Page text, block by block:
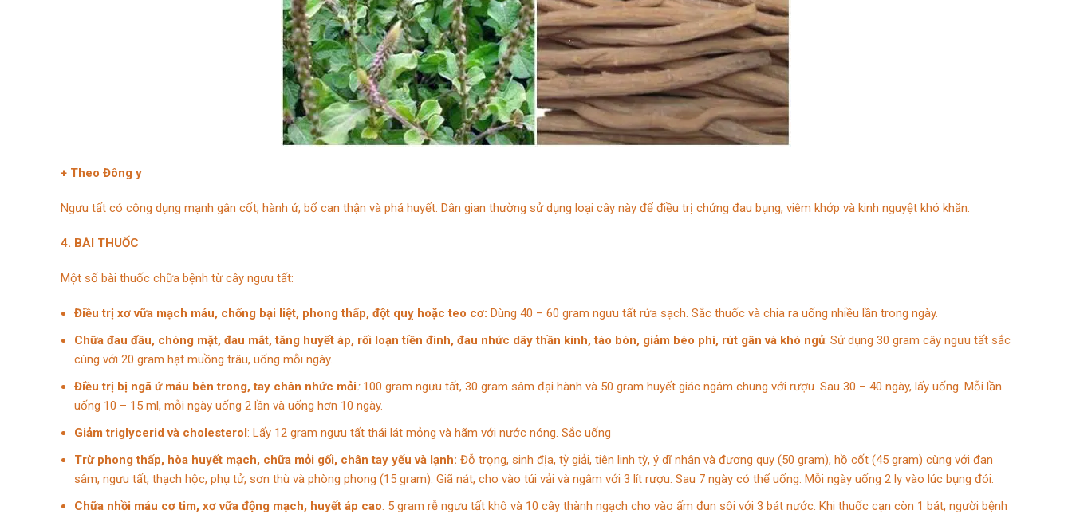
+ Theo Đông y
Ngưu tất có công dụng mạnh gân cốt, hành ứ, bổ can thận và phá huyết. Dân gian thường sử dụng loại cây này để điều trị chứng đau bụng, viêm khớp và kinh nguyệt khó khăn.
4. BÀI THUỐC
Một số bài thuốc chữa bệnh từ cây ngưu tất:
Điều trị xơ vữa mạch máu, chống bại liệt, phong thấp, đột quỵ hoặc teo cơ: Dùng 40 – 60 gram ngưu tất rửa sạch. Sắc thuốc và chia ra uống nhiều lần trong ngày.
Chữa đau đầu, chóng mặt, đau mắt, tăng huyết áp, rối loạn tiền đình, đau nhức dây thần kinh, táo bón, giảm béo phì, rút gân và khó ngủ: Sử dụng 30 gram cây ngưu tất sắc
cùng với 20 gram hạt muồng trâu, uống mỗi ngày.
Điều trị bị ngã ứ máu bên trong, tay chân nhức mỏi:100 gram ngưu tất, 30 gram sâm đại hành và 50 gram huyết giác ngâm chung với rượu. Sau 30 – 40 ngày, lấy uống. Mỗi lần
uống 10 – 15 ml, mỗi ngày uống 2 lần và uống hơn 10 ngày.
Giảm triglycerid và cholesterol: Lấy 12 gram ngưu tất thái lát mỏng và hãm với nước nóng. Sắc uống
Trừ phong thấp, hòa huyết mạch, chữa mỏi gối, chân tay yếu và lạnh: Đỗ trọng, sinh địa, tỳ giải, tiên linh tỳ, ý dĩ nhân và đương quy (50 gram), hồ cốt (45 gram) cùng với đan
sâm, ngưu tất, thạch hộc, phụ tử, sơn thù và phòng phong (15 gram). Giã nát, cho vào túi vải và ngâm với 3 lít rượu. Sau 7 ngày có thể uống. Mỗi ngày uống 2 ly vào lúc bụng đói.
Chữa nhồi máu cơ tim, xơ vữa động mạch, huyết áp cao: 5 gram rễ ngưu tất khô và 10 cây thành ngạch cho vào ấm đun sôi với 3 bát nước. Khi thuốc cạn còn 1 bát, người bệnh